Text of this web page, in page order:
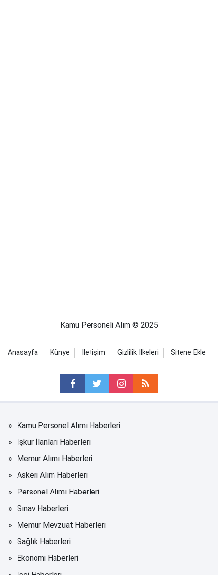
Kamu Personeli Alım © 2025
Anasayfa Künye İletişim Gizlilik İlkeleri Sitene Ekle
Kamu Personel Alımı Haberleri
İşkur İlanları Haberleri
Memur Alımı Haberleri
Askeri Alım Haberleri
Personel Alımı Haberleri
Sınav Haberleri
Memur Mevzuat Haberleri
Sağlık Haberleri
Ekonomi Haberleri